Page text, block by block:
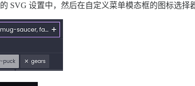
的 SVG 设置中，然后在自定义菜单模态框的图标选择